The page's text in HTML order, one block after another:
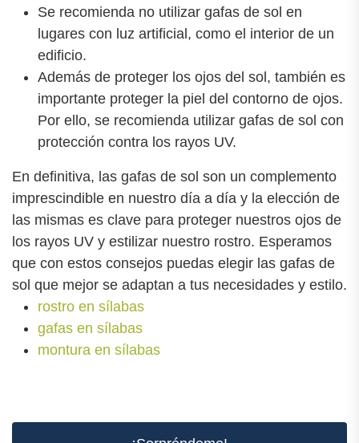
Se recomienda no utilizar gafas de sol en
lugares con luz artificial, como el interior de un
edificio.
Además de proteger los ojos del sol, también es
importante proteger la piel del contorno de ojos.
Por ello, se recomienda utilizar gafas de sol con
protección contra los rayos UV.
En definitiva, las gafas de sol son un complemento
imprescindible en nuestro día a día y la elección de
las mismas es clave para proteger nuestros ojos de
los rayos UV y estilizar nuestro rostro. Esperamos
que con estos consejos puedas elegir las gafas de
sol que mejor se adaptan a tus necesidades y estilo.
rostro en sílabas
gafas en sílabas
montura en sílabas